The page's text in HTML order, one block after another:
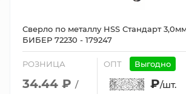
Сверло по металлу HSS Стандарт
БИБЕР 72230 - 179247
РОЗНИЦА
34.44 ₽ /
ОПТ Выгодно
₽/шт.